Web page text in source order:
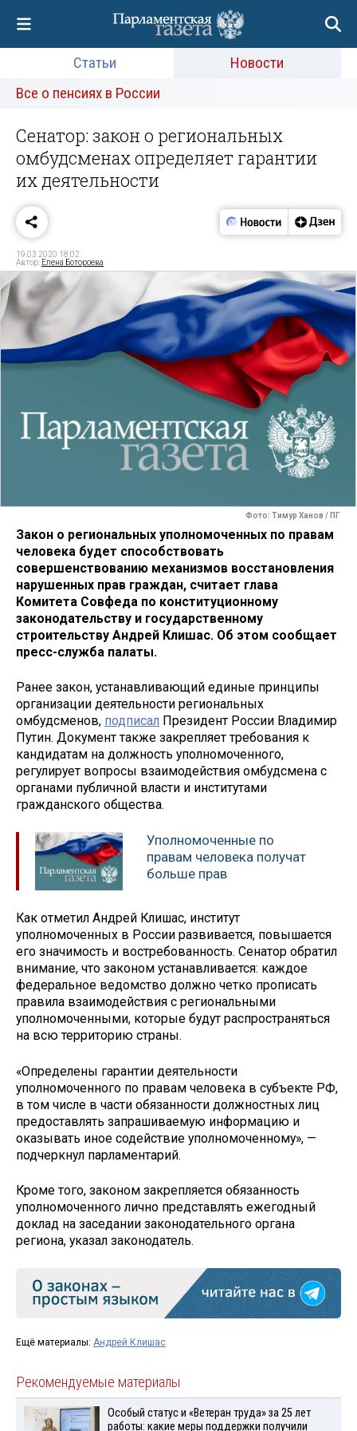
Статьи
Новости
Все о пенсиях в России
Сенатор: закон о региональных
омбудсменах определяет гарантии
их деятельности
19.03.2020 18:02
Автор: Елена Ботороева
Фото: Тимур Ханов / ПГ
Закон о региональных уполномоченных по правам
человека будет способствовать
совершенствованию механизмов восстановления
нарушенных прав граждан, считает глава
Комитета Совфеда по конституционному
законодательству и государственному
строительству Андрей Клишас. Об этом сообщает
пресс-служба палаты.
Ранее закон, устанавливающий единые принципы
организации деятельности региональных
омбудсменов, подписал Президент России Владимир
Путин. Документ также закрепляет требования к
кандидатам на должность уполномоченного,
регулирует вопросы взаимодействия омбудсмена с
органами публичной власти и институтами
гражданского общества.
Уполномоченные по
правам человека получат
больше прав
Как отметил Андрей Клишас, институт
уполномоченных в России развивается, повышается
его значимость и востребованность. Сенатор обратил
внимание, что законом устанавливается: каждое
федеральное ведомство должно четко прописать
правила взаимодействия с региональными
уполномоченными, которые будут распространяться
на всю территорию страны.
«Определены гарантии деятельности
уполномоченного по правам человека в субъекте РФ,
в том числе в части обязанности должностных лиц
предоставлять запрашиваемую информацию и
оказывать иное содействие уполномоченному», —
подчеркнул парламентарий.
Кроме того, законом закрепляется обязанность
уполномоченного лично представлять ежегодный
доклад на заседании законодательного органа
региона, указал законодатель.
Ещё материалы: Андрей Клишас
Рекомендуемые материалы
Особый статус и «Ветеран труда» за 25 лет
работы: какие меры поддержки получили